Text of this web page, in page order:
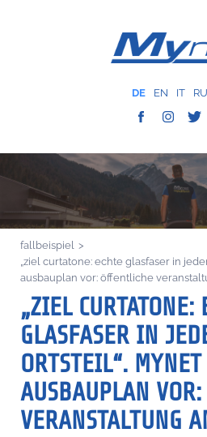
DE EN IT RU
fallbeispiel >
„ziel curtatone: echte glasfaser in
ausbauplan vor: öffentliche
„ZIEL CURTATONE:
GLASFASER IN
ORTSTEIL“. MYNET
AUSBAUPLAN
VERANSTALTUNG